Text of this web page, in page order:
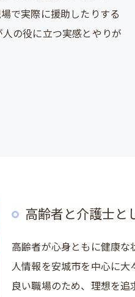
で実際に援助したりする
の役に立つ実感とやりが
高齢者と介護士と
高齢者が心身ともに健康な
人情報を安城市を中心に大
良い職場のため、理想を